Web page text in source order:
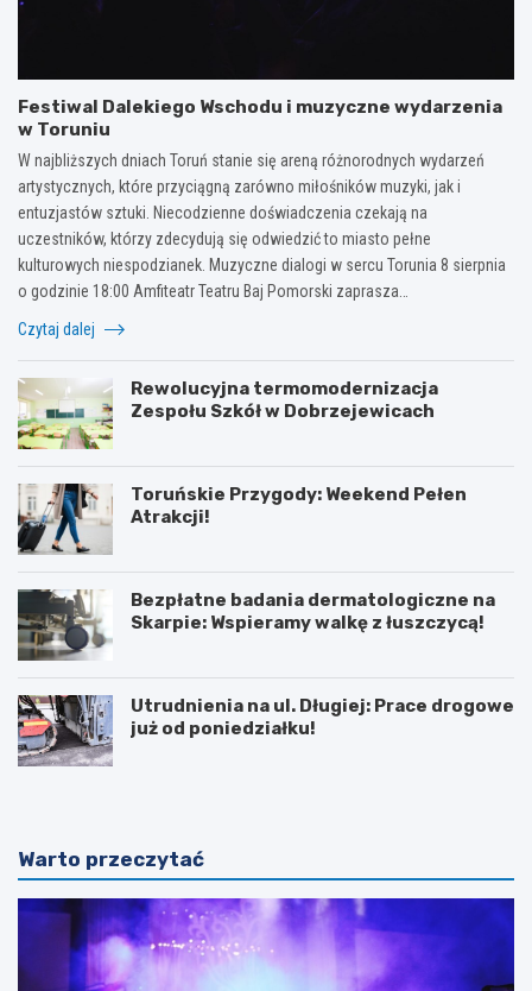
Festiwal Dalekiego Wschodu i muzyczne wydarzenia
w Toruniu
W najbliższych dniach Toruń stanie się areną różnorodnych wydarzeń
artystycznych, które przyciągną zarówno miłośników muzyki, jak i
entuzjastów sztuki. Niecodzienne doświadczenia czekają na
uczestników, którzy zdecydują się odwiedzić to miasto pełne
kulturowych niespodzianek. Muzyczne dialogi w sercu Torunia 8 sierpnia
o godzinie 18:00 Amfiteatr Teatru Baj Pomorski zaprasza…
Czytaj dalej
Rewolucyjna termomodernizacja
Zespołu Szkół w Dobrzejewicach
Toruńskie Przygody: Weekend Pełen
Atrakcji!
Bezpłatne badania dermatologiczne na
Skarpie: Wspieramy walkę z łuszczycą!
Utrudnienia na ul. Długiej: Prace drogowe
już od poniedziałku!
Warto przeczytać